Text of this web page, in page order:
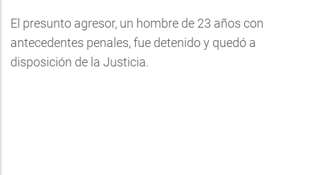
El presunto agresor, un hombre de 23 años con
antecedentes penales, fue detenido y quedó a
disposición de la Justicia.